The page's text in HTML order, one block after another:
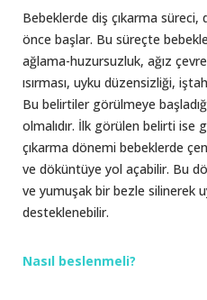
Bebeklerde diş çıkarma süreci,
önce başlar. Bu süreçte
ağlama-huzursuzluk, ağız
ısırması, uyku düzensizliği,
Bu belirtiler görülmeye
olmalıdır. İlk görülen belirti ise
çıkarma dönemi bebeklerde
ve döküntüye yol açabilir. Bu
ve yumuşak bir bezle silinerek
desteklenebilir.
Nasıl beslenmeli?